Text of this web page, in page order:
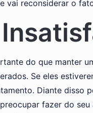
vai reconsiderar o
do que manter
Se eles
Diante disso
fazer do